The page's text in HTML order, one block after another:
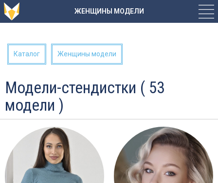
ЖЕНЩИНЫ МОДЕЛИ
Каталог Женщины модели
Модели-стендистки ( 53
модели )